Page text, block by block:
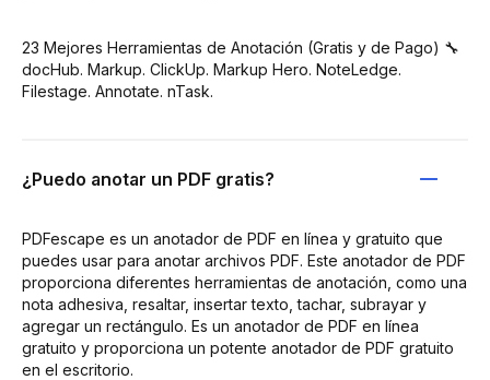
23 Mejores Herramientas de Anotación (Gratis y de Pago) 🔧
docHub. Markup. ClickUp. Markup Hero. NoteLedge.
Filestage. Annotate. nTask.
¿Puedo anotar un PDF gratis?
PDFescape es un anotador de PDF en línea y gratuito que
puedes usar para anotar archivos PDF. Este anotador de PDF
proporciona diferentes herramientas de anotación, como una
nota adhesiva, resaltar, insertar texto, tachar, subrayar y
agregar un rectángulo. Es un anotador de PDF en línea
gratuito y proporciona un potente anotador de PDF gratuito
en el escritorio.